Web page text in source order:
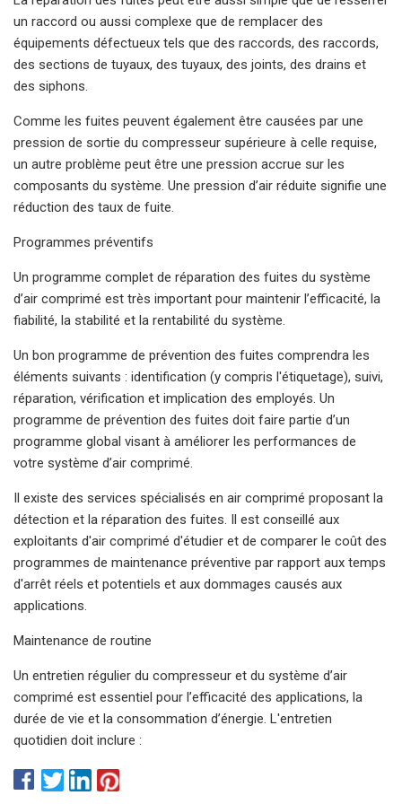
un raccord ou aussi complexe que de remplacer des
équipements défectueux tels que des raccords, des raccords,
des sections de tuyaux, des tuyaux, des joints, des drains et
des siphons.
Comme les fuites peuvent également être causées par une
pression de sortie du compresseur supérieure à celle requise,
un autre problème peut être une pression accrue sur les
composants du système. Une pression d’air réduite signifie une
réduction des taux de fuite.
Programmes préventifs
Un programme complet de réparation des fuites du système
d’air comprimé est très important pour maintenir l’efficacité, la
fiabilité, la stabilité et la rentabilité du système.
Un bon programme de prévention des fuites comprendra les
éléments suivants : identification (y compris l'étiquetage), suivi,
réparation, vérification et implication des employés. Un
programme de prévention des fuites doit faire partie d’un
programme global visant à améliorer les performances de
votre système d’air comprimé.
Il existe des services spécialisés en air comprimé proposant la
détection et la réparation des fuites. Il est conseillé aux
exploitants d'air comprimé d'étudier et de comparer le coût des
programmes de maintenance préventive par rapport aux temps
d'arrêt réels et potentiels et aux dommages causés aux
applications.
Maintenance de routine
Un entretien régulier du compresseur et du système d’air
comprimé est essentiel pour l’efficacité des applications, la
durée de vie et la consommation d’énergie. L'entretien
quotidien doit inclure :